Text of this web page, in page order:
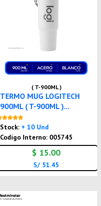
( T-900ML )
TERMO MUG LOGITECH
900ML ( T-900ML )...
Stock: + 10 Und
Codigo Interno: 005745
$ 15.00
S/ 51.45